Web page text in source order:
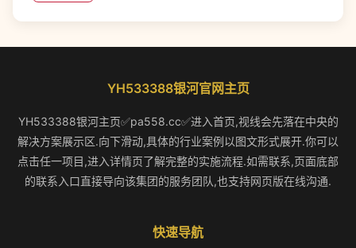
YH533388银河官网主页
YH533388银河主页✅pa558.cc✅进入首页,视线会先落在中央的
解决方案展示区.向下滑动,具体的行业案例以图文形式展开.你可以
点击任一项目,进入详情页了解完整的实施流程.如需联系,页面底部
的联系入口直接导向该集团的服务团队,也支持网页版在线沟通.
快速导航